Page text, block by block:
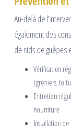
Au-delà de
également des
de nids de guêpes
Vérification
(greniers,
Entretien
nourriture
Installation